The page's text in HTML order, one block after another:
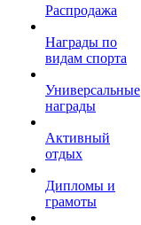
Распродажа
Награды по
видам спорта
Универсальные
награды
Активный
отдых
Дипломы и
грамоты